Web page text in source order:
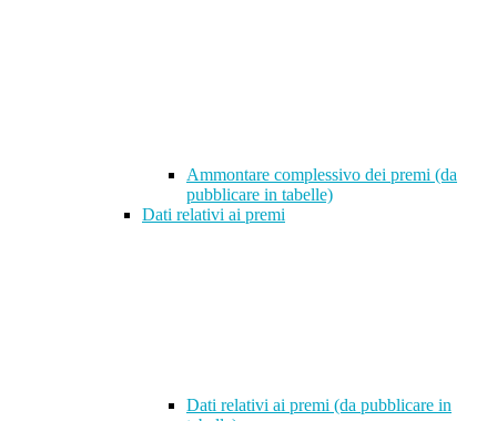
Ammontare complessivo dei premi (da
pubblicare in tabelle)
Dati relativi ai premi
Dati relativi ai premi (da pubblicare in